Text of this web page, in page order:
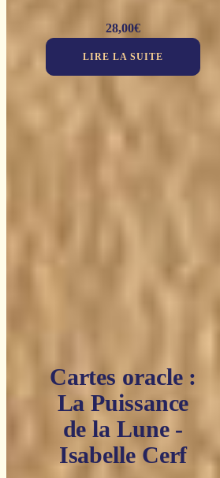
28,00€
LIRE LA SUITE
Cartes oracle :
La Puissance
de la Lune -
Isabelle Cerf